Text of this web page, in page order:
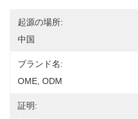
起源の場所:
中国
ブランド名:
OME, ODM
証明: